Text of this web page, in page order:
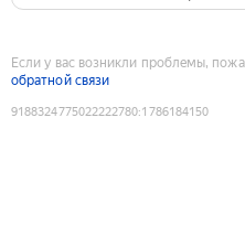
Если у вас возникли проблемы,
обратной связи
9188324775022222780:1786184150